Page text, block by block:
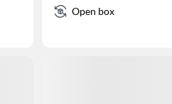
Open box